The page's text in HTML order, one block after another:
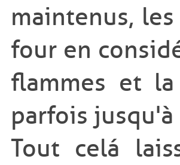
maintenus,
four en
flammes et
parfois
Tout celá